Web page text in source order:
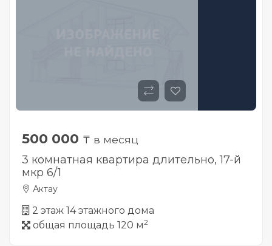
500 000 ₸ в месяц
3 комнатная квартира длительно, 17-й
мкр 6/1
Актау
2 этаж 14 этажного дома
общая площадь 120 м2